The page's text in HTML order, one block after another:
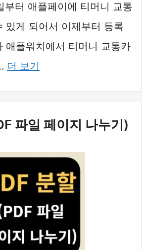
터 애플페이에 티머니 교통
있게 되어서 이제부터 등록
애플워치에서 티머니 교통카
더 보기
파일 페이지 나누기)